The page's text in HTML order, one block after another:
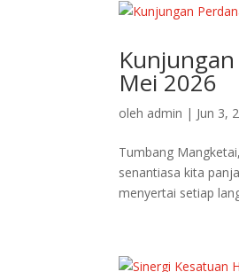
Mei 2026
oleh admin | Jun 3,
Tumbang
senantiasa kita
menyertai setiap